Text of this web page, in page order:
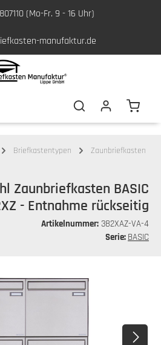
(Mo-Fr. 9 - 16 Uhr)
manufaktur.de
Briefkastentypen Zaunbriefkasten
Zaunbriefkasten BASIC
- Entnahme rückseitig
Artikelnummer: 382XAZ-VA-4
Serie: BASIC